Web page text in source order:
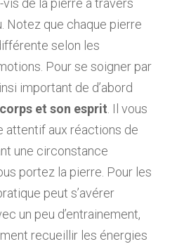
vis de la pierre à travers
Notez que chaque pierre
selon les
Pour se soigner par
important de d’abord
et son esprit. Il vous
attentif aux réactions de
une circonstance
portez la pierre. Pour les
peut s’avérer
un peu d’entrainement,
recueillir les énergies